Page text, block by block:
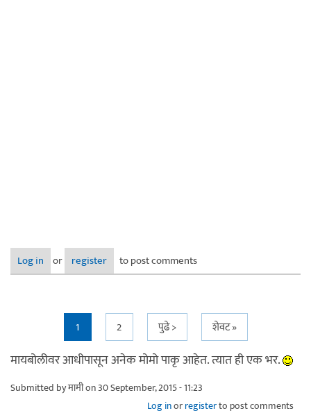
Log in or register to post comments
1 2 पुढे > शेवट »
मायबोलीवर आधीपासून अनेक मोमो पाकृ आहेत. त्यात ही एक भर.
Submitted byमामीon 30 September, 2015 - 11:23
Log inorregisterto post comments